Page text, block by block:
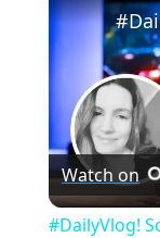
Watch on
#DailyVlog!